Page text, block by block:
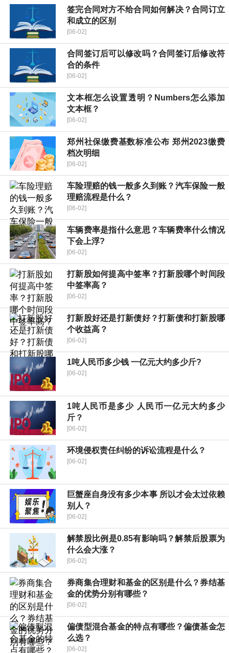
签完合同对方不给合同如何解决？合同订立
和成立的区别
[06-02]
合同签订后可以修改吗？合同签订后修改符
合的条件
[06-02]
文本框怎么设置透明？Numbers怎么添加
文本框？
[06-02]
郑州社保缴费基数标准公布 郑州2023缴费
档次明细
[06-02]
车险理赔的钱一般多久到账？汽车保险一般
理赔流程是什么？
[06-02]
车辆费率是指什么意思？车辆费率什么情况
下会上浮?
[06-02]
打新股如何提高中签率？打新股哪个时间段
中签率高？
[06-02]
打新股好还是打新债好？打新债和打新股哪
个收益高？
[06-02]
1吨人民币多少钱 一亿元大约多少斤?
[06-02]
1吨人民币是多少 人民币一亿元大约多少
斤？
[06-02]
环境侵权责任纠纷的诉讼流程是什么？
[06-02]
巨蟹座自身没有多少本事 所以才会太过依赖
别人？
[06-02]
解禁股比例是0.85有影响吗？解禁后股票为
什么会大涨？
[06-02]
券商集合理财和基金的区别是什么？券结基
金的优势分别有哪些？
[06-02]
偏债型混合基金的特点有哪些？偏债基金怎
么选？
[06-02]